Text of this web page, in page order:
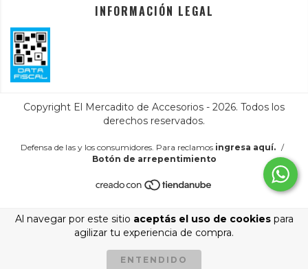
Al navegar por este sitio aceptás el uso de cookiespara
agilizar tu experiencia de compra.
ENTENDIDO
INFORMACIÓN LEGAL
Copyright El Mercadito de Accesorios - 2026. Todos los
derechos reservados.
Defensa de las y los consumidores. Para reclamos ingresa aquí. /
Botón de arrepentimiento